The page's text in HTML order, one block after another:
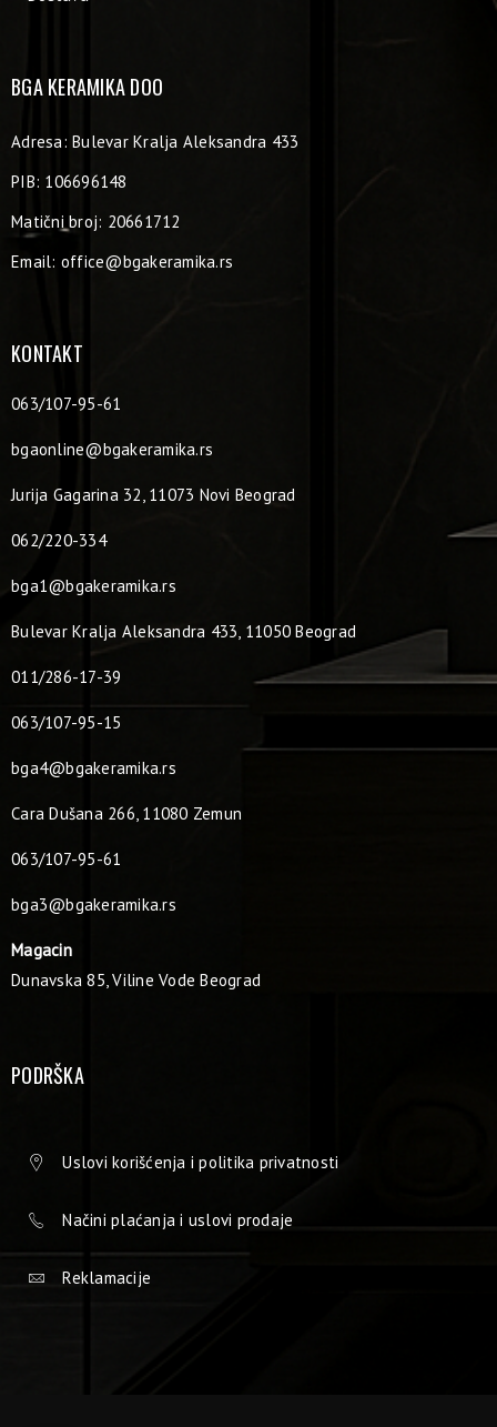
BGA KERAMIKA DOO
Adresa: Bulevar Kralja Aleksandra 433
PIB: 106696148
Matični broj: 20661712
Email: office@bgakeramika.rs
KONTAKT
063/107-95-61
bgaonline@bgakeramika.rs
Jurija Gagarina 32, 11073 Novi Beograd
062/220-334
bga1@bgakeramika.rs
Bulevar Kralja Aleksandra 433, 11050 Beograd
011/286-17-39
063/107-95-15
bga4@bgakeramika.rs
Cara Dušana 266, 11080 Zemun
063/107-95-61
bga3@bgakeramika.rs
Magacin
Dunavska 85, Viline Vode Beograd
PODRŠKA
Uslovi korišćenja i politika privatnosti
Načini plaćanja i uslovi prodaje
Reklamacije